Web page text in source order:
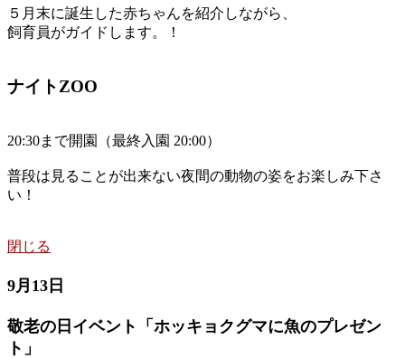
５月末に誕生した赤ちゃんを紹介しながら、
飼育員がガイドします。！
ナイトZOO
20:30まで開園（最終入園 20:00）
普段は見ることが出来ない夜間の動物の姿をお楽しみ下さ
い！
閉じる
9月13日
敬老の日イベント「ホッキョクグマに魚のプレゼン
ト」